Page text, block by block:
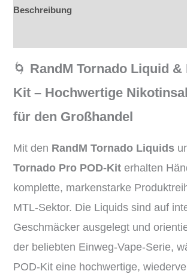
Beschreibung
🌀 RandM Tornado Liquid &
Kit – Hochwertige
für den Großhandel
Mit den RandM Tornado Liquids
Tornado Pro POD-Kit erhalten
komplette, markenstarke
MTL-Sektor. Die Liquids sind auf
Geschmäcker ausgelegt und
der beliebten Einweg-Vape-Serie,
POD-Kit eine hochwertige,